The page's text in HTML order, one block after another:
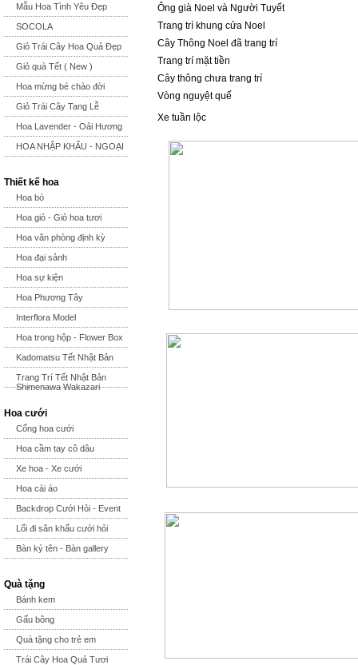
Mẫu Hoa Tình Yêu Đẹp
SOCOLA
Giỏ Trái Cây Hoa Quả Đẹp
Giỏ quà Tết ( New )
Hoa mừng bé chào đời
Giỏ Trái Cây Tang Lễ
Hoa Lavender - Oải Hương
HOA NHẬP KHẨU - NGOẠI
Thiết kế hoa
Hoa bó
Hoa giỏ - Giỏ hoa tươi
Hoa văn phòng định kỳ
Hoa đại sảnh
Hoa sự kiện
Hoa Phương Tây
Interflora Model
Hoa trong hộp - Flower Box
Kadomatsu Tết Nhật Bản
Trang Trí Tết Nhật Bản
Shimenawa Wakazari
Hoa cưới
Cổng hoa cưới
Hoa cầm tay cô dâu
Xe hoa - Xe cưới
Hoa cài áo
Backdrop Cưới Hỏi - Event
Lối đi sân khấu cưới hỏi
Bàn ký tên - Bàn gallery
Quà tặng
Bánh kem
Gấu bông
Quà tặng cho trẻ em
Trái Cây Hoa Quả Tươi
Ông già Noel và Người Tuyết
Trang trí khung cửa Noel
Cây Thông Noel đã trang trí
Trang trí mặt tiền
Cây thông chưa trang trí
Vòng nguyệt quế
Xe tuần lộc